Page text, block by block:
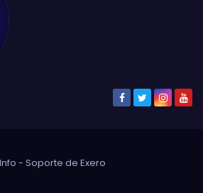
- Soporte de Exero